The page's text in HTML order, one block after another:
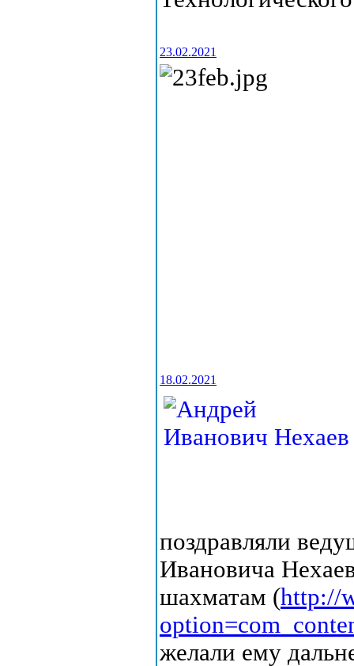
23.02.2021
18.02.2021
поздравляли
Ивановича
шахматам (http://
желали ему